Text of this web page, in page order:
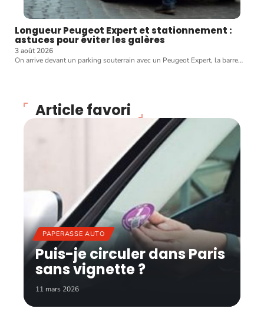
Longueur Peugeot Expert et stationnement :
astuces pour éviter les galères
3 août 2026
On arrive devant un parking souterrain avec un Peugeot Expert, la barre…
Article favori
PAPERASSE AUTO
Puis-je circuler dans Paris
sans vignette ?
11 mars 2026